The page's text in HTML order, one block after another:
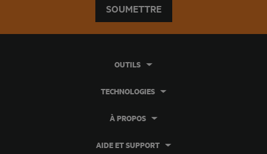
SOUMETTRE
OUTILS
TECHNOLOGIES
À PROPOS
AIDE ET SUPPORT